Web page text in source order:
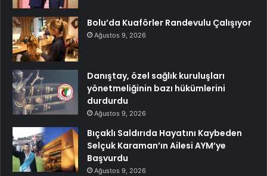
Bolu’da Kuaförler Randevulu Çalışıyor
Ağustos 9, 2026
Danıştay, özel sağlık kuruluşları
yönetmeliğinin bazı hükümlerini
durdurdu
Ağustos 9, 2026
Bıçaklı Saldırıda Hayatını Kaybeden
Selçuk Karaman’ın Ailesi AYM’ye
Başvurdu
Ağustos 9, 2026